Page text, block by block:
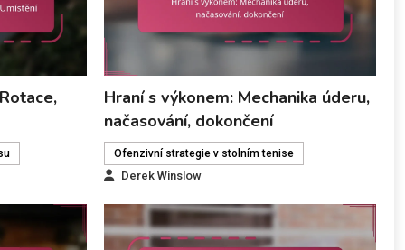
Hraní s výkonem: Mechanika úderu,
načasování, dokončení
Ofenzivní strategie v stolním tenise
Derek Winslow